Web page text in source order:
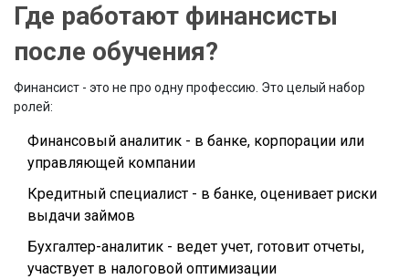
Где работают финансисты
после обучения?
Финансист - это не про одну профессию. Это целый набор
ролей:
Финансовый аналитик - в банке, корпорации или
управляющей компании
Кредитный специалист - в банке, оценивает риски
выдачи займов
Бухгалтер-аналитик - ведет учет, готовит отчеты,
участвует в налоговой оптимизации